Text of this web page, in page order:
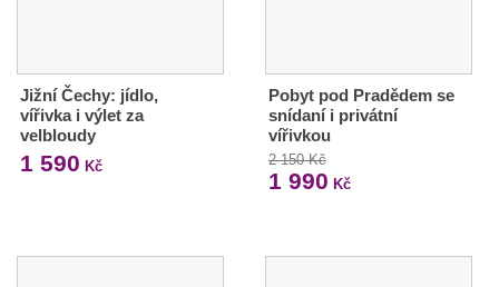
Jižní Čechy: jídlo,
vířivka i výlet za
velbloudy
1 590 Kč
Pobyt pod Pradědem se
snídaní i privátní
vířivkou
2 150 Kč
1 990 Kč